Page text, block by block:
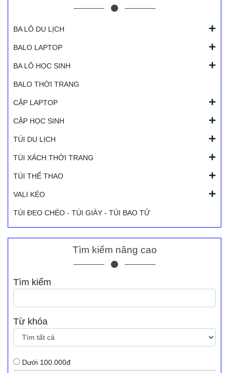
BA LÔ DU LỊCH
BALO LAPTOP
BA LÔ HỌC SINH
BALO THỜI TRANG
CẶP LAPTOP
CẶP HỌC SINH
TÚI DU LỊCH
TÚI XÁCH THỜI TRANG
TÚI THỂ THAO
VALI KÉO
TÚI ĐEO CHÉO - TÚI GIÀY - TÚI BAO TỬ
Tìm kiếm nâng cao
Tìm kiếm
Từ khóa
Dưới 100.000đ